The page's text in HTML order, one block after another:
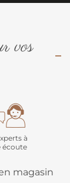
vos
à
écoute